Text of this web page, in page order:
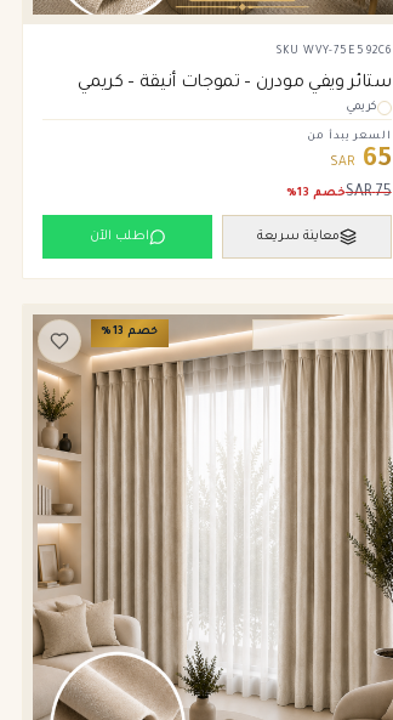
SKU WVY-75E592C6
ستائر ويفي مودرن – تموجات أنيقة – كريمي
كريمي
السعر يبدأ من
65
SAR
75
SARخصم 13
%
معاينة سريعة اطلب الآن
ستائر ويفي وامريكان خصم 13
%